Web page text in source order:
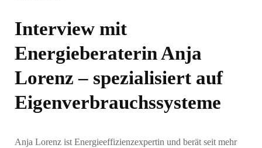
Interview mit
Energieberaterin Anja
Lorenz – spezialisiert auf
Eigenverbrauchssysteme
Anja Lorenz ist Energieeffizienzexpertin und berät seit mehr